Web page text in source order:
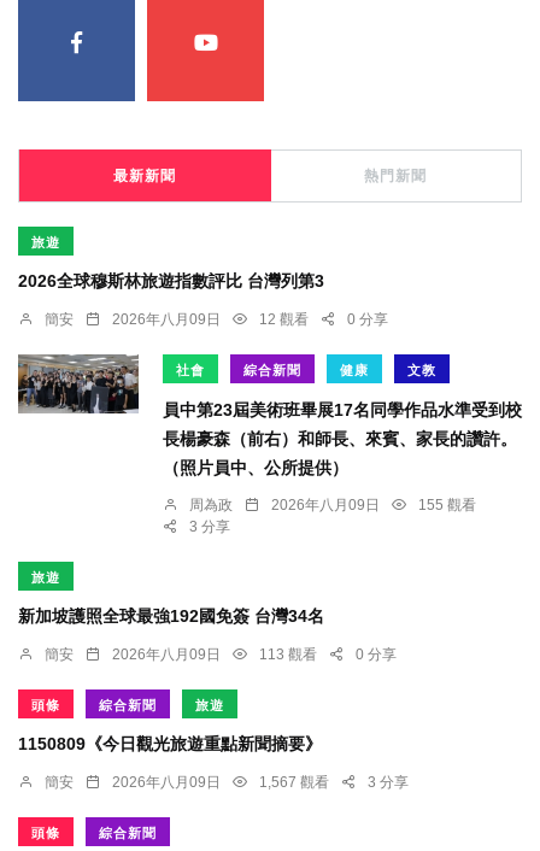
最新新聞 熱門新聞
旅遊
2026全球穆斯林旅遊指數評比 台灣列第3
簡安 2026年八月09日 12 觀看 0 分享
社會 綜合新聞 健康 文教
員中第23屆美術班畢展17名同學作品水準受到校
長楊豪森（前右）和師長、來賓、家長的讚許。
（照片員中、公所提供）
周為政 2026年八月09日
155 觀看
3 分享
旅遊
新加坡護照全球最強192國免簽 台灣34名
簡安 2026年八月09日 113 觀看 0 分享
頭條 綜合新聞 旅遊
1150809《今日觀光旅遊重點新聞摘要》
簡安 2026年八月09日 1,567 觀看 3 分享
頭條 綜合新聞